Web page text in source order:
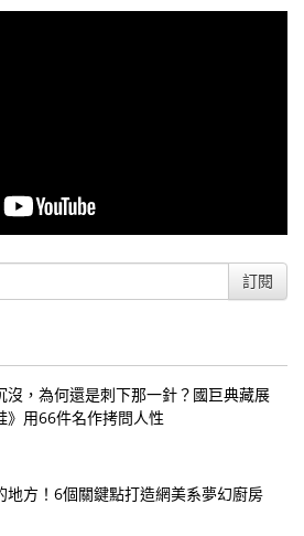
訂閱
沒，為何還是刺下那一針？國巨典藏展
》用66件名作拷問人性
地方！6個關鍵點打造網美系夢幻廚房